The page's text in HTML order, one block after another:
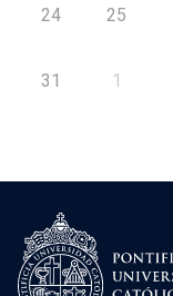
24 25
31 1